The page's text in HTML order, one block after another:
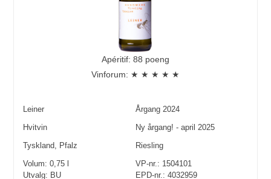
Apéritif: 88 poeng
Vinforum: ★ ★ ★ ★ ★
Leiner Årgang 2024
Hvitvin
Ny årgang! - april 2025
Tyskland, Pfalz
Riesling
Volum:0,75
Utvalg: BU
VP-nr.: 1504101
EPD-nr.: 4032959